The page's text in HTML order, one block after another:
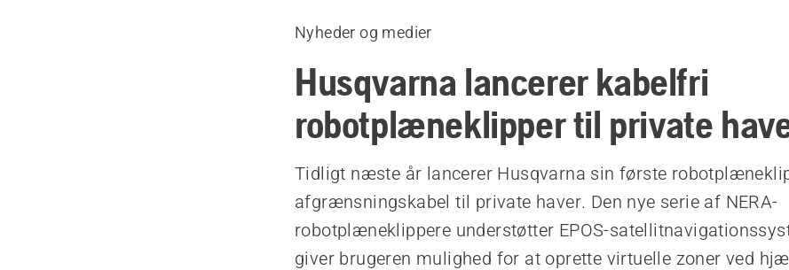
Nyheder og medier
Husqvarna lancerer kabelfri
robotplæneklipper til private
Tidligt næste år lancerer Husqvarna sin første
afgrænsningskabel til private haver. Den nye serie af NERA-
robotplæneklippere understøtter EPOS-
giver brugeren mulighed for at oprette virtuelle zoner ved